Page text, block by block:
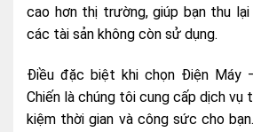
cao hơn thị trường, giúp bạn thu
các tài sản không còn sử dụng.
Điều đặc biệt khi chọn Điện Máy
Chiến là chúng tôi cung cấp dịch vụ
kiệm thời gian và công sức cho